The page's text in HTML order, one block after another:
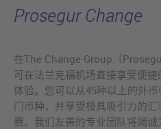
Prosegur Change
在The Change Group（
可在法兰克福机场直接享受便
体验。您可以从45种以上的外
门币种，并享受极具吸引力的
费。我们友善的专业团队将竭